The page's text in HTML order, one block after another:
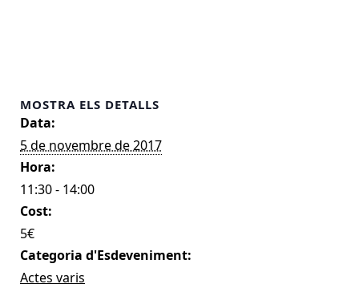
MOSTRA ELS DETALLS
Data:
5 de novembre de 2017
Hora:
11:30 - 14:00
Cost:
5€
Categoria d'Esdeveniment:
Actes varis